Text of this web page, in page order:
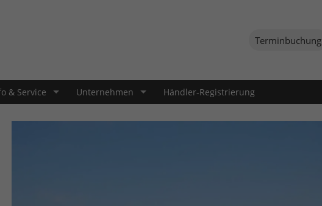
Terminbuchung
& Service Unternehmen Händler-Registrierung